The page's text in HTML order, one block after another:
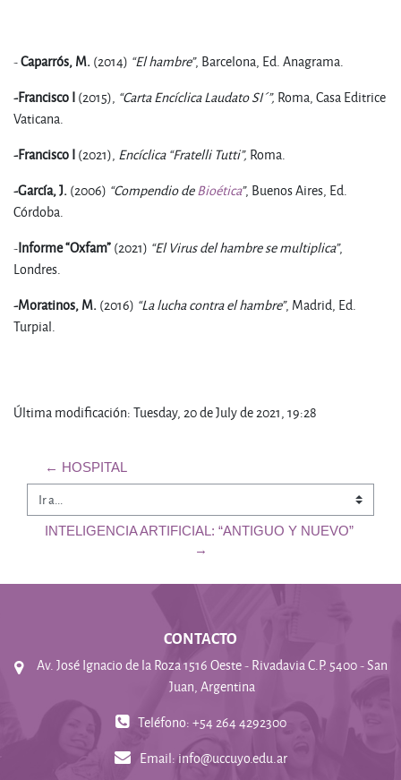
-Caparrós, M.(2014) “El hambre”, Barcelona, Ed. Anagrama.
-Francisco I(2015), “Carta Encíclica Laudato SI´”, Roma, Casa Editrice
Vaticana.
-Francisco I(2021), Encíclica “Fratelli Tutti”, Roma.
-García, J.(2006) “Compendio deBioética”, Buenos Aires, Ed.
Córdoba.
-Informe “Oxfam”(2021) “El Virus del hambre se multiplica”,
Londres.
-Moratinos, M.(2016) “La lucha contra el hambre”, Madrid, Ed.
Turpial.
Última modificación: Tuesday, 20 de July de 2021, 19:28
← HOSPITAL
Ir a...
INTELIGENCIA ARTIFICIAL: “ANTIGUO Y NUEVO”
→
CONTACTO
Av. José Ignacio de la Roza 1516 Oeste - Rivadavia C.P. 5400 - San
Juan, Argentina
Teléfono: +54 264 4292300
Email: info@uccuyo.edu.ar